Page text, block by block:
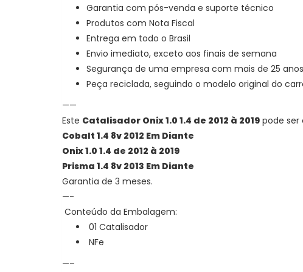
Garantia com pós-venda e suporte técnico
Produtos com Nota Fiscal
Entrega em todo o Brasil
Envio imediato, exceto aos finais de semana
Segurança de uma empresa com mais de 25
Peça reciclada, seguindo o modelo original do
——
Este Catalisador Onix 1.0 1.4 de 2012 à 2019 pode ser
Cobalt 1.4 8v 2012 Em Diante
Onix 1.0 1.4 de 2012 à 2019
Prisma 1.4 8v 2013 Em Diante
Garantia de 3 meses.
—-
Conteúdo da Embalagem:
01 Catalisador
NFe
—–